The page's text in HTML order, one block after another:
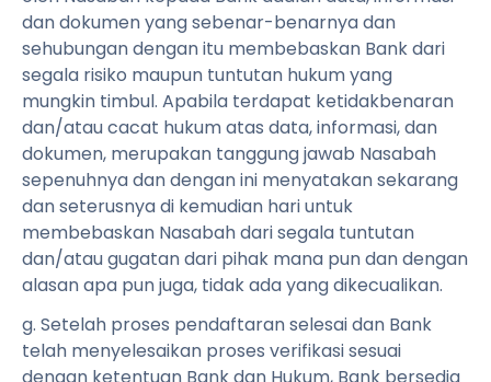
dan dokumen yang sebenar-benarnya dan
sehubungan dengan itu membebaskan Bank dari
segala risiko maupun tuntutan hukum yang
mungkin timbul. Apabila terdapat ketidakbenaran
dan/atau cacat hukum atas data, informasi, dan
dokumen, merupakan tanggung jawab Nasabah
sepenuhnya dan dengan ini menyatakan sekarang
dan seterusnya di kemudian hari untuk
membebaskan Nasabah dari segala tuntutan
dan/atau gugatan dari pihak mana pun dan dengan
alasan apa pun juga, tidak ada yang dikecualikan.
g. Setelah proses pendaftaran selesai dan Bank
telah menyelesaikan proses verifikasi sesuai